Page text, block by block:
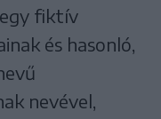
fiktív
és hasonló,
nevével,